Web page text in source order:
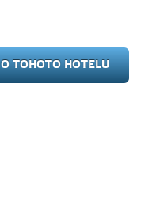
TOHOTO HOTELU